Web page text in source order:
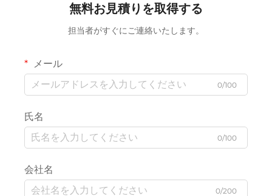
無料お見積りを取得する
担当者がすぐにご連絡いたします。
メール
0/100
氏名
0/100
会社名
0/200